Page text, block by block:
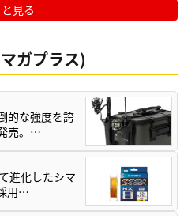
見る
ガプラス)
的な強度を誇
売。…
進化したシマ
用…